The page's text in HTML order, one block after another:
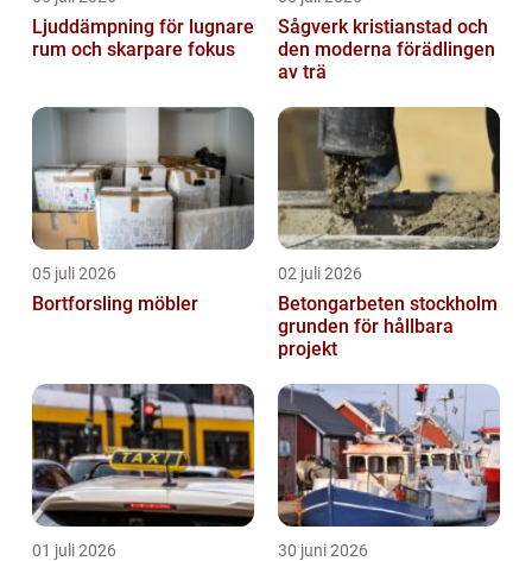
Ljuddämpning för lugnare
rum och skarpare fokus
Sågverk kristianstad och
den moderna förädlingen
av trä
05 juli 2026
Bortforsling möbler
02 juli 2026
Betongarbeten stockholm
grunden för hållbara
projekt
01 juli 2026 30 juni 2026